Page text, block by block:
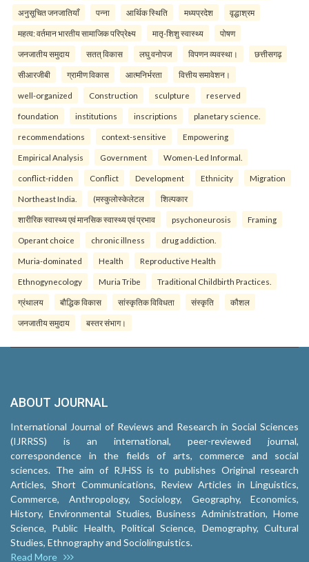
अनुसूचित जनजातियाँ पन्ना आर्थिक स्थिति मध्यप्रदेश वृद्धाश्रम
महत्व: वर्तमान भारतीय सामाजिक परिप्रेक्ष्य मातृ-शिशु स्वास्थ्य पोषण
जनजातीय समुदाय सतत् विकास लघु वनोपज विपणन व्यवस्था। छत्तीसगढ़
सीआरजीबी ग्रामीण विकास आत्मनिर्भरता वित्तीय समावेशन।
well-organized Construction sculpture reserved
foundation institutions inscriptions planetary science.
recommendations context-sensitive Empowering
Empirical Analysis Government Women-Led Informal.
conflict-ridden Conflict Development Ethnicity Migration
Northeast India. (मस्कुलोस्केलेटल शिल्पकार
शारीरिक स्वास्थ्य एवं मानसिक स्वास्थ्य एवं प्रभाव psychoneurosis Framing
Operant choice chronic illness drug addiction.
Muria-dominated Health Reproductive Health
Ethnogynecology Muria Tribe Traditional Childbirth Practices.
ग्रंथालय बौद्धिक विकास सांस्कृतिक विविधता संस्कृति कौशल
जनजातीय समुदाय बस्तर संभाग।
ABOUT JOURNAL
International Journal of Reviews and Research in Social Sciences
(IJRRSS) is an international, peer-reviewed journal,
correspondence in the fields of arts, commerce and social
sciences. The aim of RJHSS is to publishes Original research
Articles, Short Communications, Review Articles in Linguistics,
Commerce, Anthropology, Sociology, Geography, Economics,
History, Environmental Studies, Business Administration, Home
Science, Public Health, Political Science, Demography, Cultural
Studies, Ethnography and Sociolinguistics.
Read More